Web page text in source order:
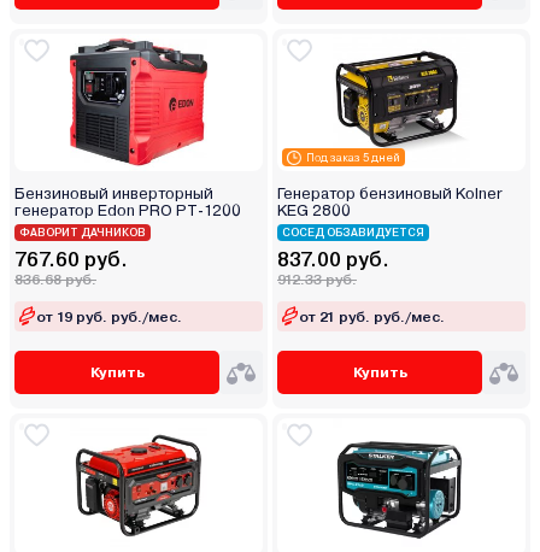
Бензиновый инверторный
генератор Edon PRO PT-1200
ФАВОРИТ ДАЧНИКОВ
767.60 руб.
836.68 руб.
от 19 руб. руб./мес.
Купить
Под заказ 5 дней
Генератор бензиновый Kolner
KEG 2800
СОСЕД ОБЗАВИДУЕТСЯ
837.00 руб.
912.33 руб.
от 21 руб. руб./мес.
Купить